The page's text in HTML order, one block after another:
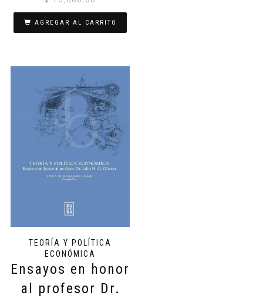
AGREGAR AL CARRITO
TEORÍA Y POLÍTICA
ECONÓMICA
Ensayos en honor
al profesor Dr.